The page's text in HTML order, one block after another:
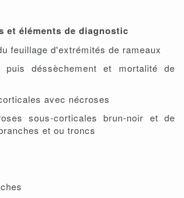
et éléments de diagnostic
feuillage d'extrémités de rameaux
puis déssèchement et mortalité de
avec nécroses
sous-corticales brun-noir et de
et ou troncs